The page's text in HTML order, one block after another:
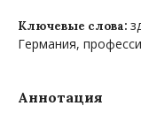
Ключевые слова:
Германия,
Аннотация